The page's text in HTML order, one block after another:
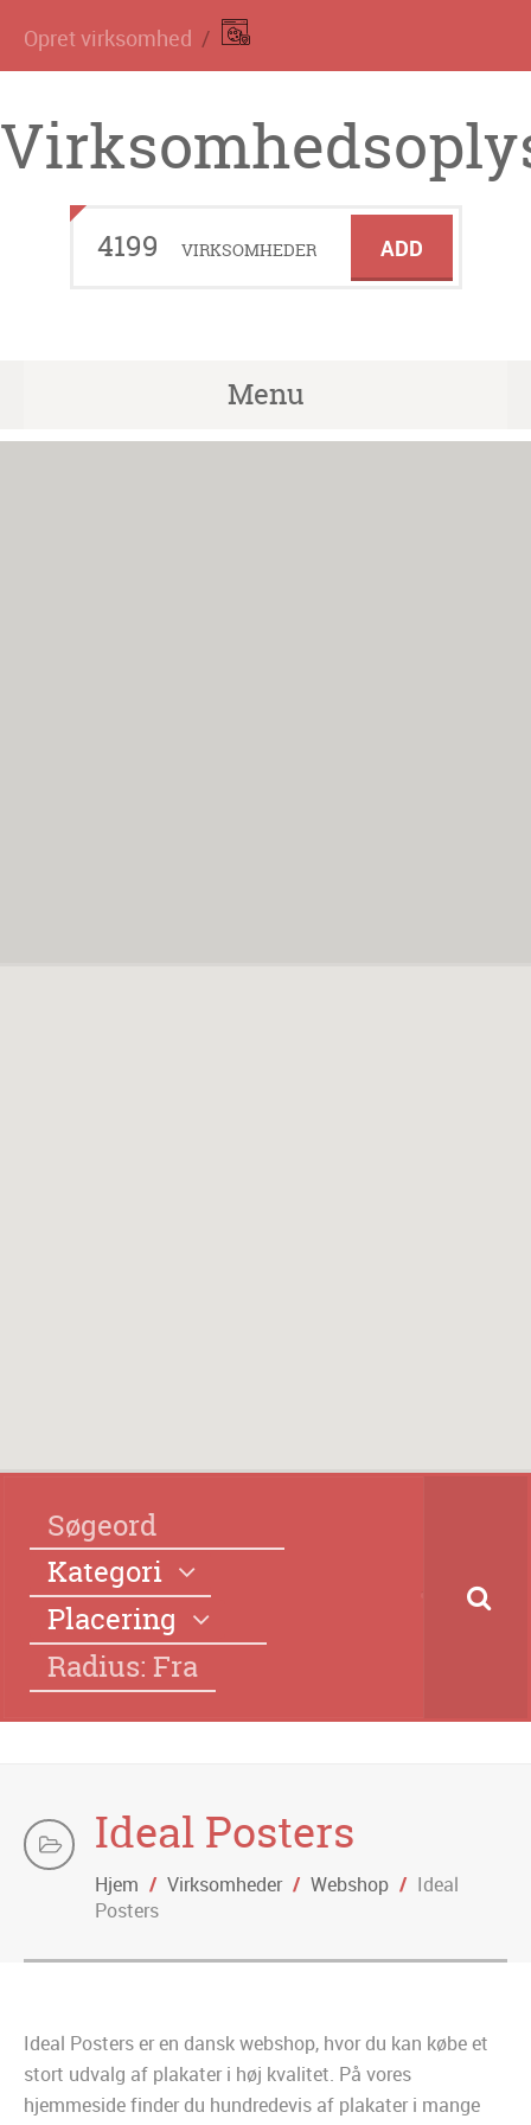
Opret virksomhed
4199 VIRKSOMHEDER ADD
Menu
Kategori
Placering
Radius: Fra
Ideal Posters
Hjem / Virksomheder / Webshop / Ideal
Posters
Ideal Posters er en dansk webshop, hvor du kan købe et
stort udvalg af plakater i høj kvalitet. På vores
hjemmeside finder du hundredevis af plakater i mange